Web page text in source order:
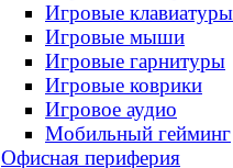
Игровые клавиатуры
Игровые мыши
Игровые гарнитуры
Игровые коврики
Игровое аудио
Мобильный гейминг
Офисная периферия